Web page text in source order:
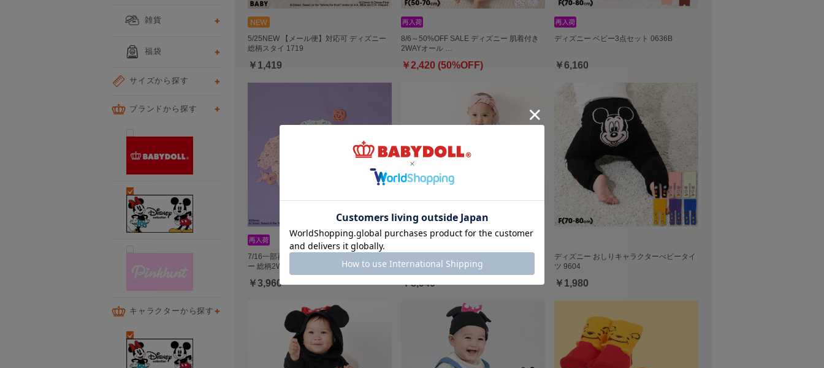
5/25NEW 【メール便】対応可 ディズニー
総柄スタイ 1719
￥1,419
8/6～50%OFF SALE ディズニー 肌着付き
2WAYオール …
￥2,420 (50%OFF)
ディズニー ベビー3点セット 0636B
￥6,160
7/16一部再販 【メール便】対応可 ディズニ
ー 総柄2WAYオール…
￥3,960 ￥5,940
ディズニー おしりキャラクターべビータイ
ツ 9604
￥1,980
雑貨
福袋
サイズから探す
ブランドから探す
キャラクターから探す